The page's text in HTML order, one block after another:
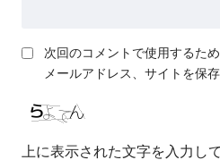
次回のコメントで使用するた
メールアドレス、サイトを保存
上に表示された文字を入力し